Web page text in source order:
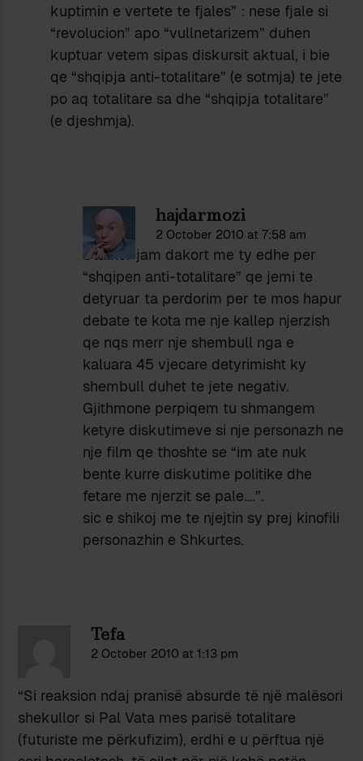
kuptimin e vertete te fjales” : nese fjale si
“revolucion” apo “vullnetarizem” duhen
kuptuar vetem sipas diskursit aktual, i bie
qe “shqipja anti-totalitare” (e sotmja) te jete
po aq totalitare sa dhe “shqipja totalitare”
(e djeshmja).
hajdarmozi
2 October 2010 at 7:58 am
Stalker jam dakort me ty edhe per
“shqipen anti-totalitare” qe jemi te
detyruar ta perdorim per te mos hapur
debate te kota me nje kallep njerzish
qe nqs merr nje shembull nga e
kaluara 45 vjecare detyrimisht ky
shembull duhet te jete negativ.
Gjithmone perpiqem tu shmangem
ketyre diskutimeve si nje personazh ne
nje film qe thoshte se “im ate nuk
bente kurre diskutime politike dhe
fetare me njerzit se pale….”.
sic e shikoj me te njejtin sy prej kinofili
personazhin e Shkurtes.
Tefa
2 October 2010 at 1:13 pm
“Si reaksion ndaj pranisë absurde të një malësori
shekullor si Pal Vata mes parisë totalitare
(futuriste me përkufizim), erdhi e u përftua një